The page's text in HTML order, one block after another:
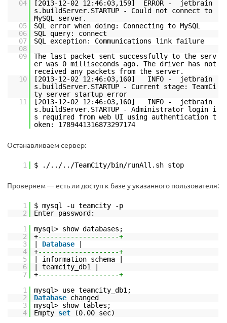
04
[2013-12-02 12:46:03,159] ERROR - jetbrain
s.buildServer.STARTUP - Could not connect to
MySQL server.
05
SQL error when doing: Connecting to MySQL
06
SQL query: connect
07
SQL exception: Communications link failure
08
09
The last packet sent successfully to the serv
er was 0 milliseconds ago. The driver has not
received any packets from the server.
10
[2013-12-02 12:46:03,160] INFO - jetbrain
s.buildServer.STARTUP - Current stage: TeamCi
ty server startup error
11
[2013-12-02 12:46:03,160] INFO - jetbrain
s.buildServer.STARTUP - Administrator login i
s required from web UI using authentication t
oken: 1789441316873297174
Останавливаем сервер:
1 $ ./../.. /TeamCity/bin/runAll .sh stop
Проверяем — есть ли доступ к базе у указанного пользователя:
1
$ mysql -u teamcity -p
2
Enter password:
1
mysql> show databases;
2
+--------------------+
3
Database
4
+--------------------+
5
| information_schema |
6
| teamcity_db1 |
7
+--------------------+
1
mysql> use teamcity_db1;
2
Database changed
3
mysql> show tables;
4
Empty set (0.00 sec)